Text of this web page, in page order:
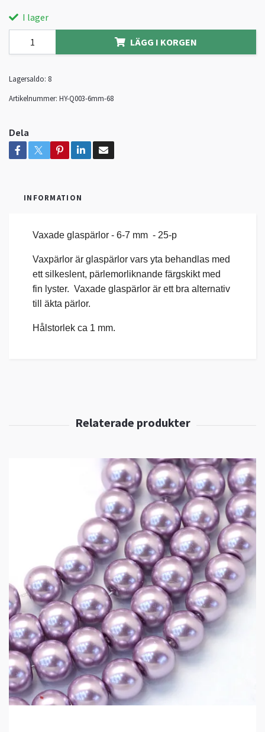
I lager
LÄGG I KORGEN
Lagersaldo: 8
Artikelnummer: HY-Q003-6mm-68
Dela
INFORMATION
Vaxade glaspärlor - 6-7 mm - 25-p
Vaxpärlor är glaspärlor vars yta behandlas med
ett silkeslent, pärlemorliknande färgskikt med
fin lyster. Vaxade glaspärlor är ett bra alternativ
till äkta pärlor.
Hålstorlek ca 1 mm.